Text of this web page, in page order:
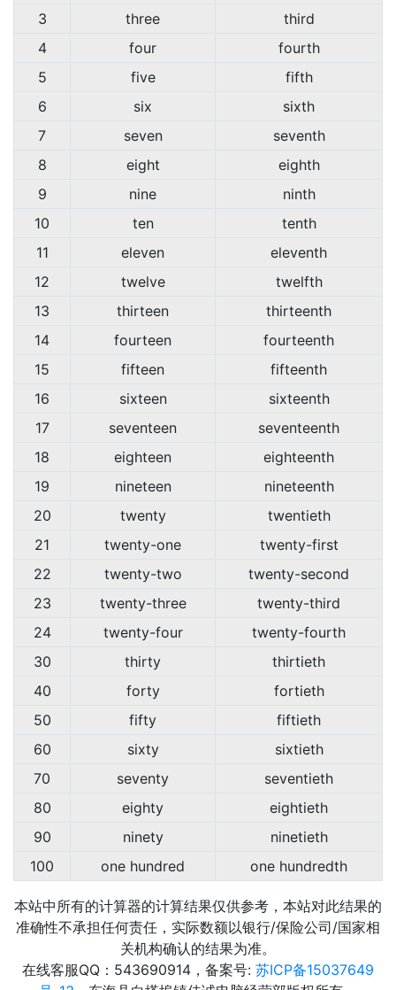
3
three
third
4
four
fourth
5
five
fifth
6
six
sixth
7
seven
seventh
8
eight
eighth
9
nine
ninth
10
ten
tenth
11
eleven
eleventh
12
twelve
twelfth
13
thirteen
thirteenth
14
fourteen
fourteenth
15
fifteen
fifteenth
16
sixteen
sixteenth
17
seventeen
seventeenth
18
eighteen
eighteenth
19
nineteen
nineteenth
20
twenty
twentieth
21
twenty-one
twenty-first
22
twenty-two
twenty-second
23
twenty-three
twenty-third
24
twenty-four
twenty-fourth
30
thirty
thirtieth
40
forty
fortieth
50
fifty
fiftieth
60
sixty
sixtieth
70
seventy
seventieth
80
eighty
eightieth
90
ninety
ninetieth
100
one hundred one hundredth
本站中所有的计算器的计算结果仅供参考，本站对此结果的
准确性不承担任何责任，实际数额以银行/保险公司/国家相
关机构确认的结果为准。
在线客服QQ：543690914，备案号: 苏ICP备15037649